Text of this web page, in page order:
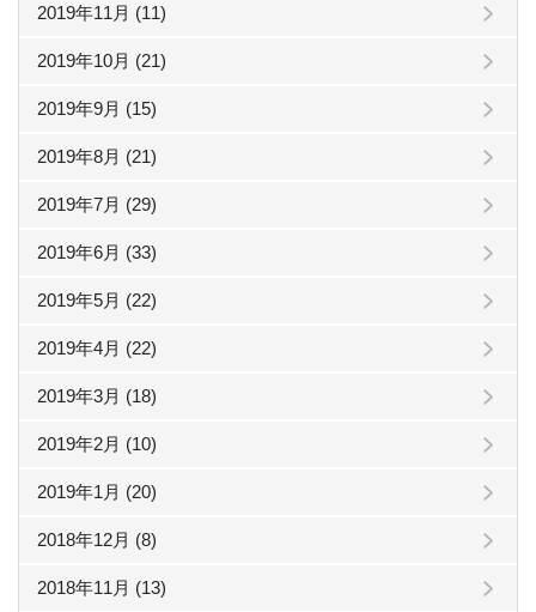
2019年11月 (11)
2019年10月 (21)
2019年9月 (15)
2019年8月 (21)
2019年7月 (29)
2019年6月 (33)
2019年5月 (22)
2019年4月 (22)
2019年3月 (18)
2019年2月 (10)
2019年1月 (20)
2018年12月 (8)
2018年11月 (13)